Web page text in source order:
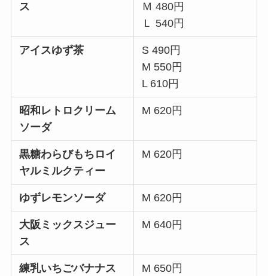
ス
Ｍ 480円
Ｌ 540円
アイスゆず茶
S 490円
M 550円
L 610円
昭和レトロクリーム
ソーダ
M 620円
黒糖わらびもちロイ
ヤルミルクティー
M 620円
ゆずレモンソーダ M 620円
大阪ミックスジュー
ス
M 640円
練乳いちごバナナス
M 650円